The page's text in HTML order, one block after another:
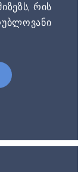
რის